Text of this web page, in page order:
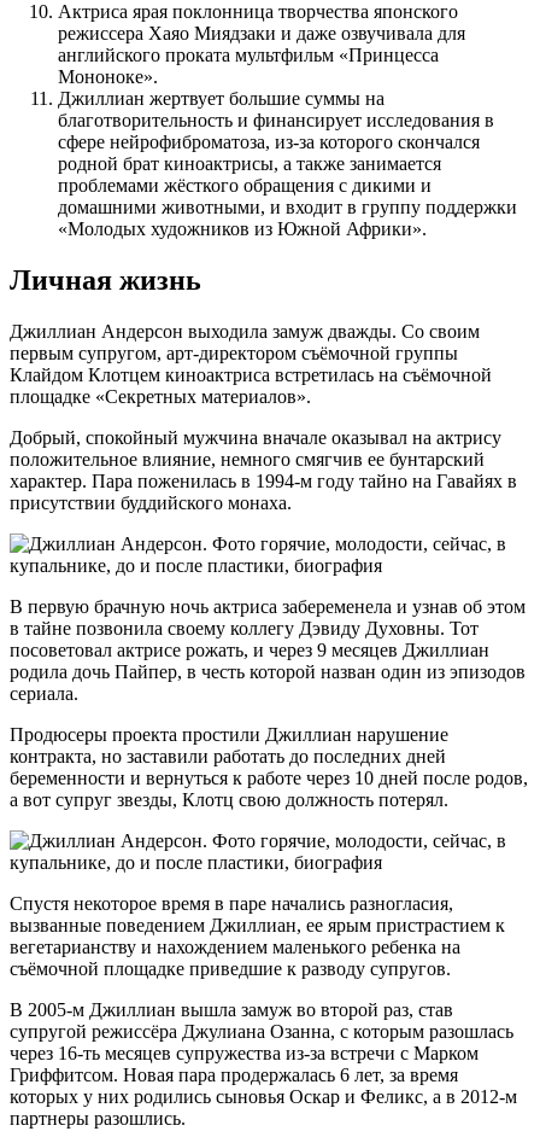
Актриса ярая поклонница творчества японского
режиссера Хаяо Миядзаки и даже озвучивала для
английского проката мультфильм «Принцесса
Мононоке».
Джиллиан жертвует большие суммы на
благотворительность и финансирует исследования в
сфере нейрофиброматоза, из-за которого скончался
родной брат киноактрисы, а также занимается
проблемами жёсткого обращения с дикими и
домашними животными, и входит в группу поддержки
«Молодых художников из Южной Африки».
Личная жизнь
Джиллиан Андерсон выходила замуж дважды. Со своим
первым супругом, арт-директором съёмочной группы
Клайдом Клотцем киноактриса встретилась на съёмочной
площадке «Секретных материалов».
Добрый, спокойный мужчина вначале оказывал на актрису
положительное влияние, немного смягчив ее бунтарский
характер. Пара поженилась в 1994-м году тайно на Гавайях в
присутствии буддийского монаха.
В первую брачную ночь актриса забеременела и узнав об этом
в тайне позвонила своему коллегу Дэвиду Духовны. Тот
посоветовал актрисе рожать, и через 9 месяцев Джиллиан
родила дочь Пайпер, в честь которой назван один из эпизодов
сериала.
Продюсеры проекта простили Джиллиан нарушение
контракта, но заставили работать до последних дней
беременности и вернуться к работе через 10 дней после родов,
а вот супруг звезды, Клотц свою должность потерял.
Спустя некоторое время в паре начались разногласия,
вызванные поведением Джиллиан, ее ярым пристрастием к
вегетарианству и нахождением маленького ребенка на
съёмочной площадке приведшие к разводу супругов.
В 2005-м Джиллиан вышла замуж во второй раз, став
супругой режиссёра Джулиана Озанна, с которым разошлась
через 16-ть месяцев супружества из-за встречи с Марком
Гриффитсом. Новая пара продержалась 6 лет, за время
которых у них родились сыновья Оскар и Феликс, а в 2012-м
партнеры разошлись.